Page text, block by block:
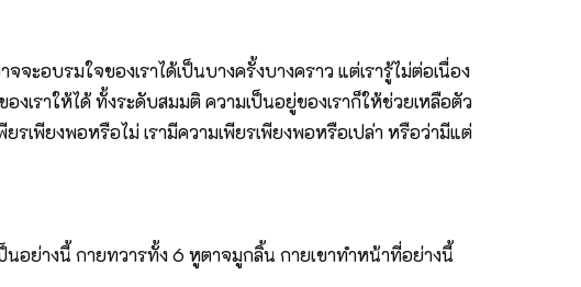
จะอบรมใจของเราได้เป็นบางครั้งบางคราว แต่เรารู้ไม่ต่อเนื่อง
งเราให้ได้ ทั้งระดับสมมติ ความเป็นอยู่ของเราก็ให้ช่วยเหลือตัว
รเพียงพอหรือไม่ เรามีความเพียรเพียงพอหรือเปล่า หรือว่ามีแต่
นอย่างนี้ กายทวารทั้ง 6 หูตาจมูกลิ้น กายเขาทำหน้าที่อย่างนี้